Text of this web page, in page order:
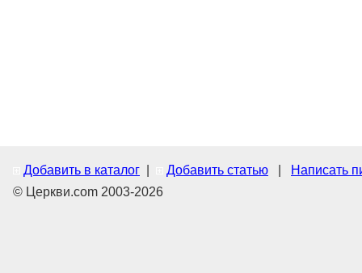
Добавить в каталог Добавить статью
Написать
© Церкви.com 2003-2026